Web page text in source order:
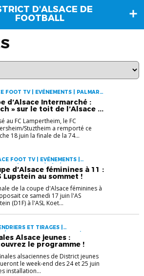
D'ALSACE DE
FOOTBALL
FOOT TV | EVÉNEMENTS | PALMARÈS
d’Alsace Intermarché :
» sur le toit de l’Alsace ...
au FC Lampertheim, le FC
Stuztheim a remporté ce
18 juin la finale de la 74...
FOOT TV | EVÉNEMENTS |
| PALMARÈS | SÉNIORS
d’Alsace féminines à 11 :
Lupstein au sommet !
de la coupe d'Alsace féminines à
ce samedi 17 juin l'AS
(D1F) à l'ASL Koet...
ET TIRAGES |
- MODE D'EMPLOI |
| PALMARÈS | VIE DU
Alsace jeunes :
le programme !
alsaciennes de District jeunes
le week-end des 24 et 25 juin
installation...